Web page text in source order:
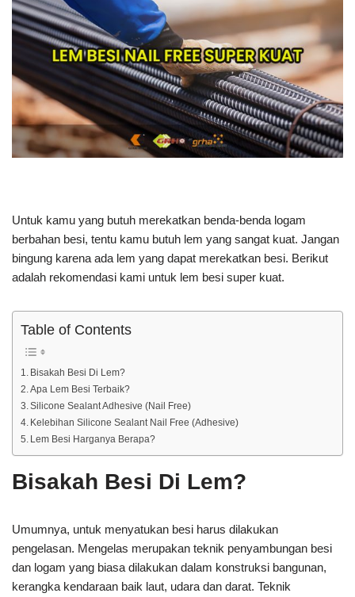
Untuk kamu yang butuh merekatkan benda-benda logam
berbahan besi, tentu kamu butuh lem yang sangat kuat. Jangan
bingung karena ada lem yang dapat merekatkan besi. Berikut
adalah rekomendasi kami untuk lem besi super kuat.
Table of Contents
Bisakah Besi Di Lem?
Apa Lem Besi Terbaik?
Silicone Sealant Adhesive (Nail Free)
Kelebihan Silicone Sealant Nail Free (Adhesive)
Lem Besi Harganya Berapa?
Bisakah Besi Di Lem?
Umumnya, untuk menyatukan besi harus dilakukan
pengelasan. Mengelas merupakan teknik penyambungan besi
dan logam yang biasa dilakukan dalam konstruksi bangunan,
kerangka kendaraan baik laut, udara dan darat. Teknik